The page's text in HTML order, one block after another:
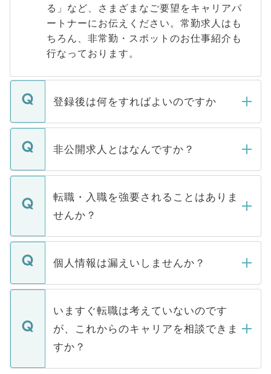
る」など、さまざまなご要望をキャリアパ
ートナーにお伝えください。常勤求人はも
ちろん、非常勤・スポットのお仕事紹介も
行なっております。
登録後は何をすればよいのですか
ご登録いただきましたら、弊社担当者がご
登録内容を確認し、その後メールもしくは
ます。通常、5営業日以内にはご連絡をせて
いただきますので、しばらくお待ちくださ
非公開求人とはなんですか？
マイナビDOCTORで取り扱っている求人の
うち約3割は、Webサイトからご覧いただ
けない「非公開求人」です。非公開求人は
下記の理由によって、一般には公開してい
ません。
■応募殺到を避けるため 人気のある医療機
関を公にしてしまうと、応募が殺到する場
に、医療機関が求める条件に合った人材の
みを人材紹介会社に依頼するケースが増え
ています。
転職・入職を強要されることはありま
せんか？
転職・入職を強要することは一切ありませ
ん。また、仮に応募先から内定をいただい
定を承諾する必要はありません。内定先へ
の辞退の連絡はキャリアパートナーが行い
個人情報は漏えいしませんか？
個人情報が漏えいすることはありませんの
で、ご安心ください。当サイトからの登録
などで収集したご登録者様の個人情報は、
ご本人のキャリアアップおよび転職活動の
支援を目的に使用いたします。お預かりし
ているすべての個人データはご本人の許可
いますぐ転職は考えていないのです
が、これからのキャリアを相談できま
すか？